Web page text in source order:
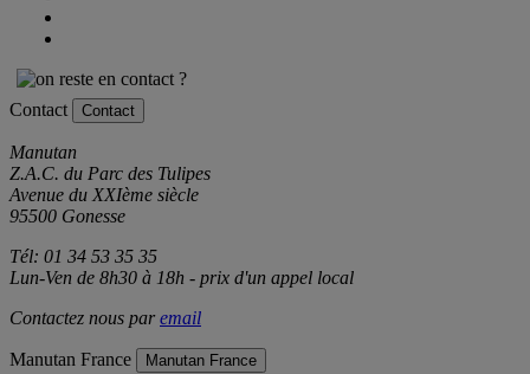
Contact Contact
Manutan
Z.A.C. du Parc des Tulipes
Avenue du XXIème siècle
95500 Gonesse
Tél: 01 34 53 35 35
Lun-Ven de 8h30 à 18h - prix d'un appel local
Contactez nous paremail
Manutan France Manutan France